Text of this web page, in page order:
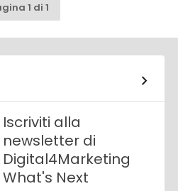
1 di 1
Iscriviti alla
newsletter di
Digital4Marketing
What's Next